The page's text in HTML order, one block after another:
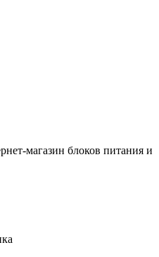
магазин блоков питания и